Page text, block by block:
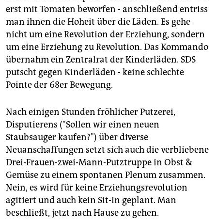
erst mit Tomaten beworfen - anschließend entriss
man ihnen die Hoheit über die Läden. Es gehe
nicht um eine Revolution der Erziehung, sondern
um eine Erziehung zu Revolution. Das Kommando
übernahm ein Zentralrat der Kinderläden. SDS
putscht gegen Kinderläden - keine schlechte
Pointe der 68er Bewegung.
Nach einigen Stunden fröhlicher Putzerei,
Disputierens ("Sollen wir einen neuen
Staubsauger kaufen?") über diverse
Neuanschaffungen setzt sich auch die verbliebene
Drei-Frauen-zwei-Mann-Putztruppe in Obst &
Gemüse zu einem spontanen Plenum zusammen.
Nein, es wird für keine Erziehungsrevolution
agitiert und auch kein Sit-In geplant. Man
beschließt, jetzt nach Hause zu gehen.